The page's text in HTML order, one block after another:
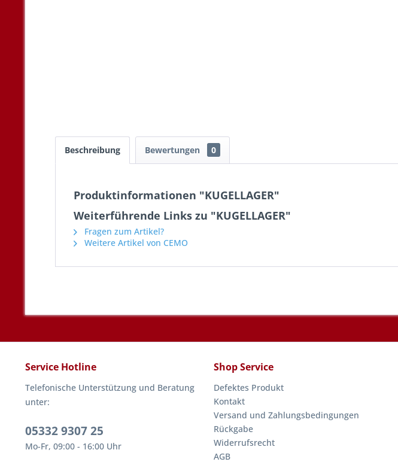
Beschreibung Bewertungen 0
Produktinformationen "KUGELLAGER"
Weiterführende Links zu "KUGELLAGER"
Fragen zum Artikel?
Weitere Artikel von CEMO
Service Hotline
Telefonische Unterstützung und Beratung
unter:
05332 9307 25
Mo-Fr, 09:00 - 16:00 Uhr
Shop Service
Defektes Produkt
Kontakt
Versand und Zahlungsbedingungen
Rückgabe
Widerrufsrecht
AGB